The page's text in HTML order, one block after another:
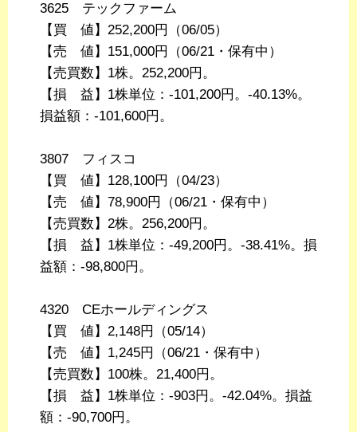
3625 テックファーム
【買 値】252,200円（06/05）
【売 値】151,000円（06/21・保有中）
【売買数】1株。252,200円。
【損 益】1株単位：-101,200円。-40.13%。
損益額：-101,600円。
3807 フィスコ
【買 値】128,100円（04/23）
【売 値】78,900円（06/21・保有中）
【売買数】2株。256,200円。
【損 益】1株単位：-49,200円。-38.41%。損
益額：-98,800円。
4320 CEホールディングス
【買 値】2,148円（05/14）
【売 値】1,245円（06/21・保有中）
【売買数】100株。21,400円。
【損 益】1株単位：-903円。-42.04%。損益
額：-90,700円。